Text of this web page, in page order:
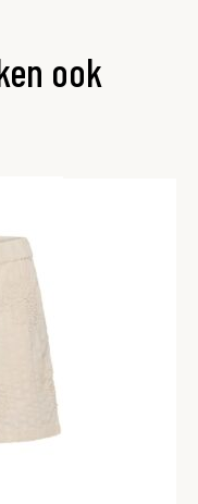
ook